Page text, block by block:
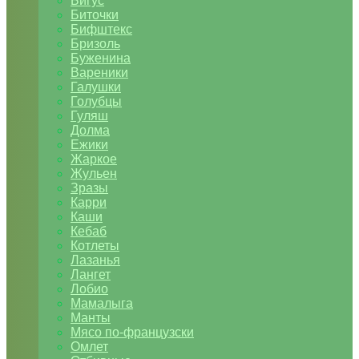
Биточки
Бифштекс
Бризоль
Буженина
Вареники
Галушки
Голубцы
Гуляш
Долма
Ежики
Жаркое
Жульен
Зразы
Карри
Каши
Кебаб
Котлеты
Лазанья
Лангет
Лобио
Мамалыга
Манты
Мясо по-французски
Омлет